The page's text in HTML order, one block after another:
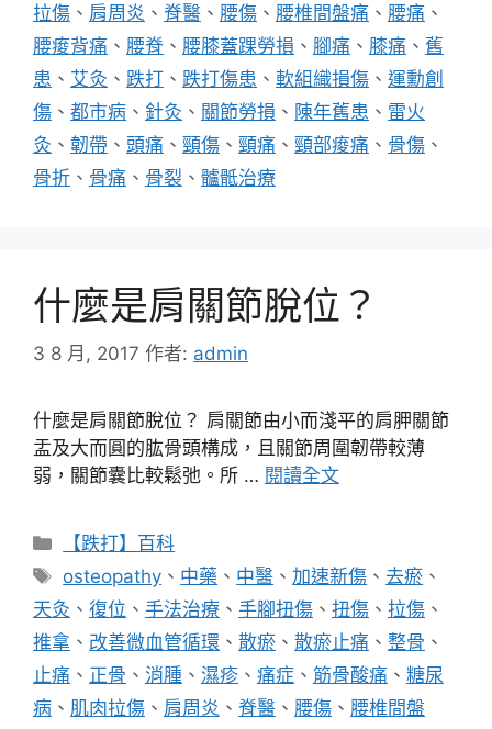
拉傷 、 肩周炎 、 脊醫 、 腰傷 、 腰椎間盤痛 、 腰痛 、
腰痠背痛 、 腰脊 、 腰膝蓋踝勞損 、 腳痛 、 膝痛 、 舊
患 、 艾灸 、 跌打 、 跌打傷患 、 軟組織損傷 、 運勳創
傷 、 都市病 、 針灸 、 關節勞損 、 陳年舊患 、 雷火
灸 、 韌帶 、 頭痛 、 頸傷 、 頸痛 、 頸部痠痛 、 骨傷 、
骨折 、 骨痛 、 骨裂 、 髗骶治療
什麼是肩關節脫位？
3 8 月, 2017 作者: admin
什麼是肩關節脫位？ 肩關節由小而淺平的肩胛關節
盂及大而圓的肱骨頭構成，且關節周圍韌帶較薄
弱，關節囊比較鬆弛。所 … 閱讀全文
分
類
【跌打】百科
標
籤
osteopathy 、 中藥 、 中醫 、加速新傷 、去瘀 、
天灸 、 復位 、 手法治療 、 手腳扭傷 、 扭傷 、 拉傷 、
推拿 、 改善微血管循環 、 散瘀 、 散瘀止痛 、 整骨 、
止痛 、 正骨 、 消腫 、 濕疹 、 痛症 、 筋骨酸痛 、 糖尿
病 、 肌肉拉傷 、 肩周炎 、 脊醫 、 腰傷 、 腰椎間盤